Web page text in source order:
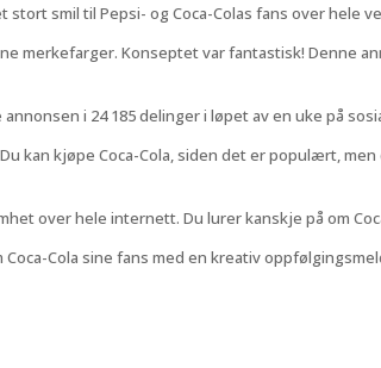
smil til Pepsi- og Coca-Colas fans over hele
merkefarger. Konseptet var fantastisk! Denne
i 24 185 delinger i løpet av en uke på
kan kjøpe Coca-Cola, siden det er populært,
over hele internett. Du lurer kanskje på om
Cola sine fans med en kreativ